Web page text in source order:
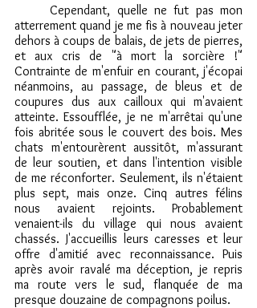
	Cependant, quelle ne fut pas mon
atterrement quand je me fis à nouveau jeter
dehors à coups de balais, de jets de pierres,
et aux cris de "à mort la sorcière !"
Contrainte de m'enfuir en courant, j'écopai
néanmoins, au passage, de bleus et de
coupures dus aux cailloux qui m'avaient
atteinte. Essoufflée, je ne m'arrêtai qu'une
fois abritée sous le couvert des bois. Mes
chats m'entourèrent aussitôt, m'assurant
de leur soutien, et dans l'intention visible
de me réconforter. Seulement, ils n'étaient
plus sept, mais onze. Cinq autres félins
nous avaient rejoints. Probablement
venaient-ils du village qui nous avaient
chassés. J'accueillis leurs caresses et leur
offre d'amitié avec reconnaissance. Puis
après avoir ravalé ma déception, je repris
ma route vers le sud, flanquée de ma
presque douzaine de compagnons poilus.